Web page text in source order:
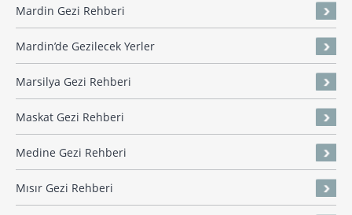
Mardin Gezi Rehberi
Mardin’de Gezilecek Yerler
Marsilya Gezi Rehberi
Maskat Gezi Rehberi
Medine Gezi Rehberi
Mısır Gezi Rehberi